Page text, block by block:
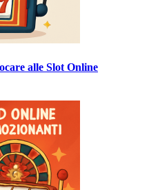
alle Slot Online